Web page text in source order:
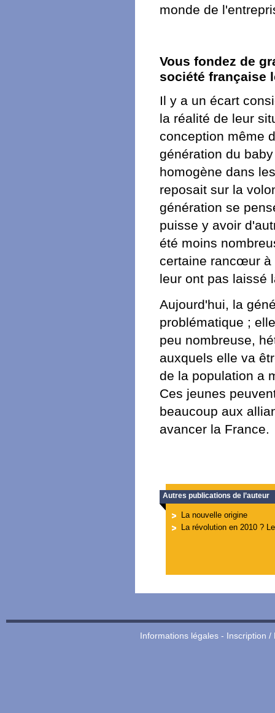
monde de
Vous fondez de
société française
Il y a un écart
la réalité de leur
conception même
génération du
homogène dans
reposait sur la
génération se
puisse y avoir
été moins
certaine rancœur à
leur ont pas laissé
Aujourd'hui, la
problématique ;
peu nombreuse,
auxquels elle va
de la population a
Ces jeunes
beaucoup aux
avancer la France.
Autres publications de l’auteur
La nouvelle origine
La révolution en 2010 ?
Informations légales- Inscription /